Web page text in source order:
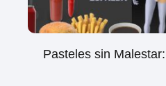
Pasteles sin